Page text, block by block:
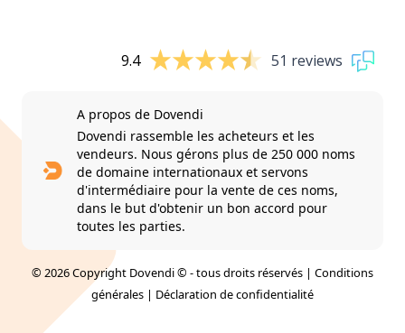
9.4 51 reviews
A propos de Dovendi
Dovendi rassemble les acheteurs et les
vendeurs. Nous gérons plus de 250 000 noms
de domaine internationaux et servons
d'intermédiaire pour la vente de ces noms,
dans le but d'obtenir un bon accord pour
toutes les parties.
© 2026 Copyright Dovendi © - tous droits réservés | Conditions
générales | Déclaration de confidentialité